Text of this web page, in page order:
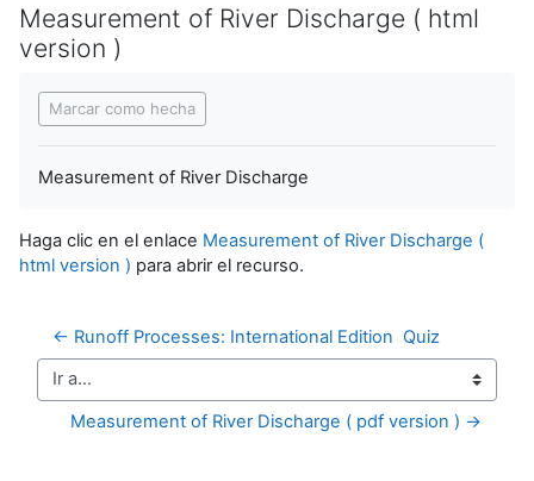
Measurement of River Discharge ( html
version )
Marcar como hecha
Measurement of River Discharge
Haga clic en el enlace Measurement of River Discharge (
html version ) para abrir el recurso.
← Runoff Processes: International Edition  Quiz
Ir a...
Measurement of River Discharge ( pdf version ) →